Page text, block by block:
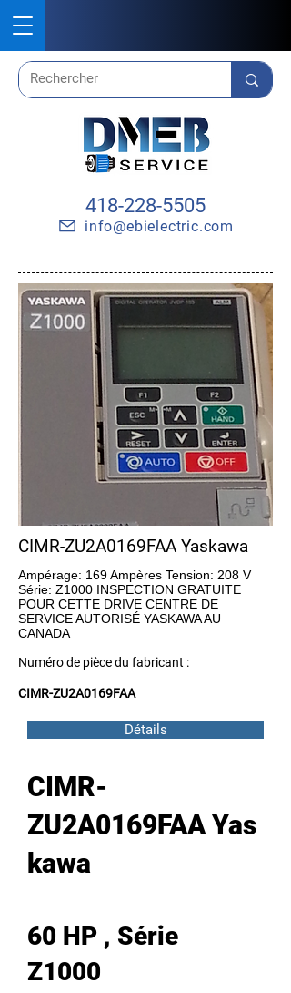
418-228-5505
info@ebielectric.com
CIMR-ZU2A0169FAA Yaskawa
Ampérage: 169 Ampères Tension: 208 V
Série: Z1000 INSPECTION GRATUITE
POUR CETTE DRIVE CENTRE DE
SERVICE AUTORISÉ YASKAWA AU
CANADA
Numéro de pièce du fabricant :
CIMR-ZU2A0169FAA
Détails
CIMR-
ZU2A0169FAA Yas
kawa
60 HP , Série
Z1000